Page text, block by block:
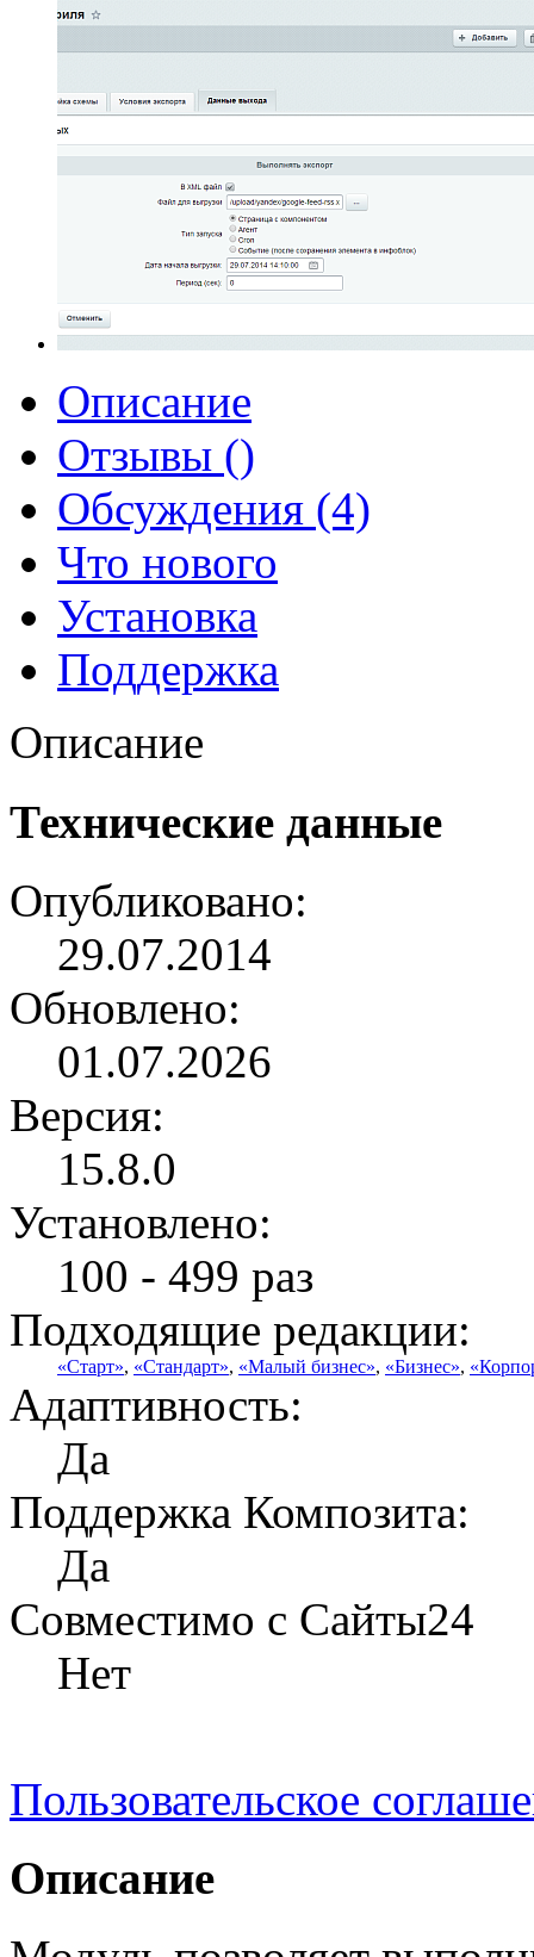
Описание
Отзывы ()
Обсуждения (4)
Что нового
Установка
Поддержка
Описание
Технические данные
Опубликовано:
29.07.2014
Обновлено:
01.07.2026
Версия:
15.8.0
Установлено:
100 - 499 раз
Подходящие редакции:
«Старт», «Стандарт», «Малый бизнес», «Бизнес»,
Адаптивность:
Да
Поддержка Композита:
Да
Совместимо с Сайты24
Нет
Пользовательское
Описание